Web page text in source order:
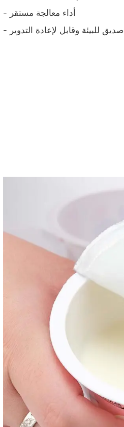
- أداء معالجة مستقر
- صديق للبيئة وقابل لإعادة التدوير